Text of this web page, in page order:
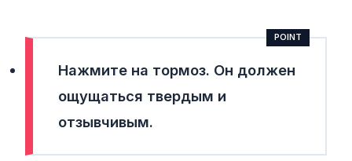
Нажмите на тормоз. Он должен
ощущаться твердым и
отзывчивым.